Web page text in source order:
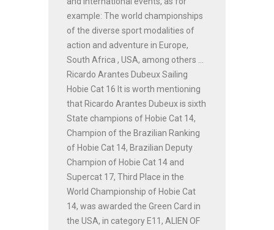
example: The world championships
of the diverse sport modalities of
action and adventure in Europe,
South Africa , USA, among others ...
Ricardo Arantes Dubeux Sailing
Hobie Cat 16 It is worth mentioning
that Ricardo Arantes Dubeux is sixth
State champions of Hobie Cat 14,
Champion of the Brazilian Ranking
of Hobie Cat 14, Brazilian Deputy
Champion of Hobie Cat 14 and
Supercat 17, Third Place in the
World Championship of Hobie Cat
14, was awarded the Green Card in
the USA, in category E11, ALIEN OF